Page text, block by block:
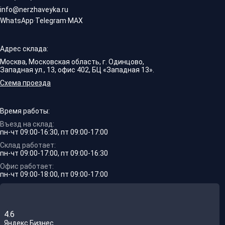
info@nerzhaveyka.ru
WhatsApp·Telegram·MAX
Адрес склада:
Москва, Московская область, г. Одинцово,
Западная ул., 13, офис 402, БЦ «Западная 13».
Схема проезда
Время работы:
Въезд на склад:
пн-чт 09:00-16:30, пт 09:00-17:00
Склад работает:
пн-чт 09:00-17:00, пт 09:00-16:30
Офис работает:
пн-чт 09:00-18:00, пт 09:00-17:00
4.6
Яндекс.Бизнес